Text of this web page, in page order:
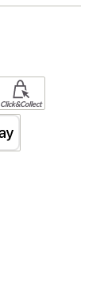
Click&Collect